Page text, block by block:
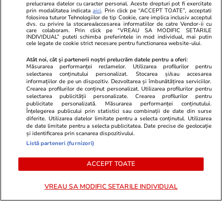
TZTZ 23.07.2024, 13:49
Problema apare de ce acum? Acest lucru a fost clar
chiar de la inceputul mandatului si timp de patru
ani toti mari democrati deontologi au frecat luleaua
si nu s-au gandit sa aiba un succesor serios lui
Biden mai ales ca stiau clar ca Trump - un
razbunator de meserie - o sa revina in arena
politica. Ceva interese sa ai un presedinte mai putin
conectat cu realitatea si acum de fapt este mult prea
deconectat? Oricum el nu are nici o vina pentru ca
pana la urma el a incercat ceva atat de bine pe cat a
putut. Dar intreg partidul democrat este de vina
pentru a deschis calea populismului in politica
americana pentru urmatorii 12 ani.
0 0
prelucrarea datelor cu caracter personal. Aceste drepturi pot fi exercitate
prin modalitatea indicataaici. Prin click pe “ACCEPT TOATE”, acceptati
folosirea tuturor Tehnologiilor de tip Cookie, care implica inclusiv acceptul
dvs. cu privire la stocarea/accesarea informatiilor de catre Vendor-ii cu
care colaboram. Prin click pe “VREAU SA MODIFIC SETARILE
INDIVIDUAL” puteti schimba preferintele in mod individual, mai putin
cele legate de cookie strict necesare pentru functionarea website-ului.
Atât noi, cât și partenerii noștri prelucrăm datele pentru a oferi:
Măsurarea performanței reclamelor. Utilizarea profilurilor pentru
selectarea conținutului personalizat. Stocarea și/sau accesarea
informațiilor de pe un dispozitiv. Dezvoltarea și îmbunătățirea serviciilor.
Crearea profilurilor de conținut personalizat. Utilizarea profilurilor pentru
selectarea publicității personalizate. Crearea profilurilor pentru
publicitate personalizată. Măsurarea performanței conținutului.
Înțelegerea publicului prin statistici sau combinații de date din surse
diferite. Utilizarea datelor limitate pentru a selecta conținutul. Utilizarea
de date limitate pentru a selecta publicitatea. Date precise de geolocație
și identificarea prin scanarea dispozitivului.
Listă parteneri (furnizori)
ACCEPT TOATE
VREAU SA MODIFIC SETARILE INDIVIDUAL